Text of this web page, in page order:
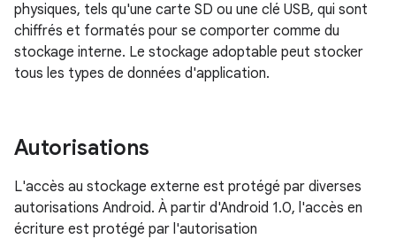
physiques, tels qu'une carte SD ou une clé USB, qui sont
chiffrés et formatés pour se comporter comme du
stockage interne. Le stockage adoptable peut stocker
tous les types de données d'application.
Autorisations
L'accès au stockage externe est protégé par diverses
autorisations Android. À partir d'Android 1.0, l'accès en
écriture est protégé par l'autorisation